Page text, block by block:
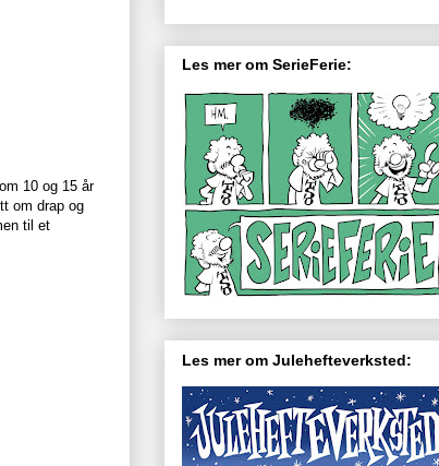
10 og 15 år
om drap og
til et
Les mer om SerieFerie:
Les mer om Julehefteverksted: